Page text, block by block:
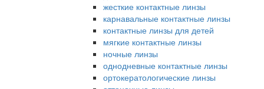
жесткие контактные линзы
карнавальные контактные линзы
контактные линзы для детей
мягкие контактные линзы
ночные линзы
однодневные контактные линзы
ортокератологические линзы